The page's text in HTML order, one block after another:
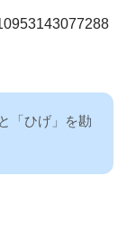
「ひげ」を勘